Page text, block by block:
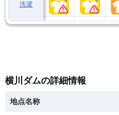
洗濯
横川ダムの詳細情報
地点名称